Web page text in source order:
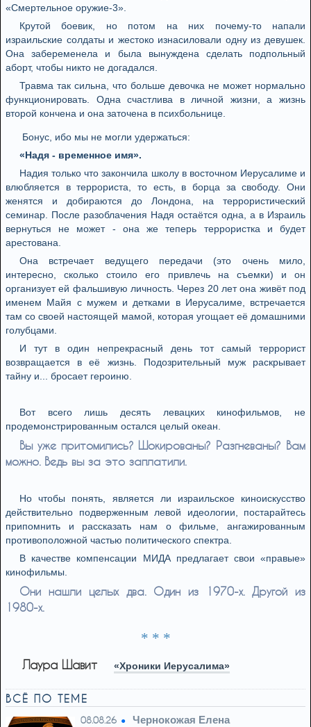
«Смертельное оружие-3».
Крутой боевик, но потом на них почему-то напали
израильские солдаты и жестоко изнасиловали одну из девушек.
Она забеременела и была вынуждена сделать подпольный
аборт, чтобы никто не догадался.
Травма так сильна, что больше девочка не может нормально
функционировать. Одна счастлива в личной жизни, а жизнь
второй кончена и она заточена в психбольнице.
Бонус, ибо мы не могли удержаться:
«Надя - временное имя».
Надия только что закончила школу в восточном Иерусалиме и
влюбляется в террориста, то есть, в борца за свободу. Они
женятся и добираются до Лондона, на террористический
семинар. После разоблачения Надя остаётся одна, а в Израиль
вернуться не может - она же теперь террористка и будет
арестована.
Она встречает ведущего передачи (это очень мило,
интересно, сколько стоило его привлечь на съемки) и он
организует ей фальшивую личность. Через 20 лет она живёт под
именем Майя с мужем и детками в Иерусалиме, встречается
там со своей настоящей мамой, которая угощает её домашними
голубцами.
И тут в один непрекрасный день тот самый террорист
возвращается в её жизнь. Подозрительный муж раскрывает
тайну и... бросает героиню.
Вот всего лишь десять левацких кинофильмов, не
продемонстрированным остался целый океан.
Вы уже притомились? Шокированы? Разгневаны? Вам
можно. Ведь вы за это заплатили.
Но чтобы понять, является ли израильское киноискусство
действительно подверженным левой идеологии, постарайтесь
припомнить и рассказать нам о фильме, ангажированным
противоположной частью политического спектра.
В качестве компенсации МИДА предлагает свои «правые»
кинофильмы.
Они нашли целых два. Один из 1970-х. Другой из
1980-х.
* * *
Лаура Шавит «Хроники Иерусалима»
ВСЁ ПО ТЕМЕ
08.08.26 Чернокожая Елена